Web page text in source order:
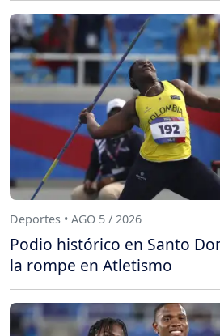
Deportes • AGO 5 / 2026
Podio histórico en Santo
la rompe en Atletismo